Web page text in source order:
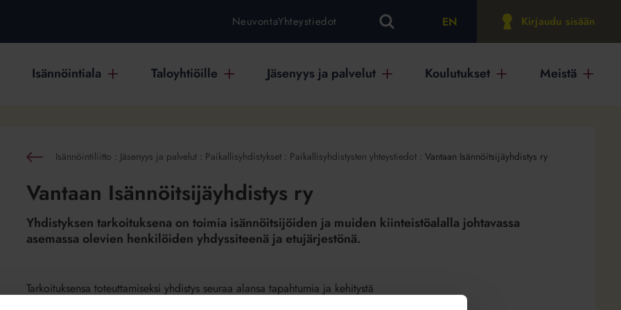
NeuvontaYhteystiedot EN Kirjaudu sisään
Isännöintiala Taloyhtiöille Jäsenyys ja palvelut Koulutukset Meistä
Takaisin Isännöintiliitto : Jäsenyys ja palvelut : Paikallisyhdistykset : Paikallisyhdistysten yhteystiedot :Vantaan Isännöitsijäyhdistys ry
Vantaan Isännöitsijäyhdistys ry
Yhdistyksen tarkoituksena on toimia isännöitsijöiden ja muiden kiinteistöalalla johtavassa
asemassa olevien henkilöiden yhdyssiteenä ja etujärjestönä.
Tarkoituksensa toteuttamiseksi yhdistys seuraa alansa tapahtumia ja kehitystä